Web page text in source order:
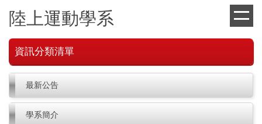
到
容
區
陸上運動學系
資訊分類清單
最新公告
學系簡介